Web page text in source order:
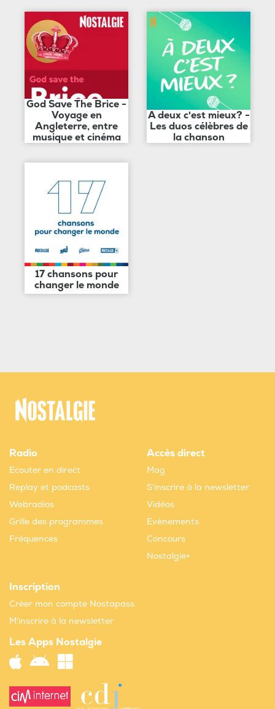
God Save The Brice -
Voyage en
Angleterre, entre
musique et cinéma
A deux c'est mieux? -
Les duos célèbres de
la chanson
17 chansons pour
changer le monde
Radio
Ecouter en direct
Replay et podcasts
Webradios
Grille des programmes
Fréquences
Accès direct
Mag
S'inscrire à la newsletter
Vidéos
Evènements
Concours
Nostalgie+
Inscription
Créer mon compte Nostapass
M'inscrire à la newsletter
Les Apps Nostalgie